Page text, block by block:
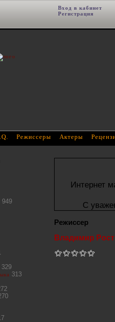
Интернет
С
Режиссер
Владимир
949
329
313
Режиссеры Актеры
Вход в кабинет
Регистрация